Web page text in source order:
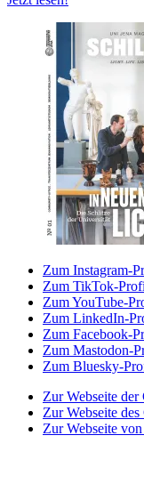
Zum Instagram-
Zum TikTok-
Zum YouTube-
Zum LinkedIn-
Zum Facebook-
Zum Mastodon-
Zum Bluesky-
Zur Webseite
Zur Webseite
Zur Webseite